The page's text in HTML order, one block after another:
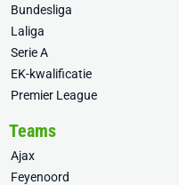
Bundesliga
Laliga
Serie A
EK-kwalificatie
Premier League
Teams
Ajax
Feyenoord